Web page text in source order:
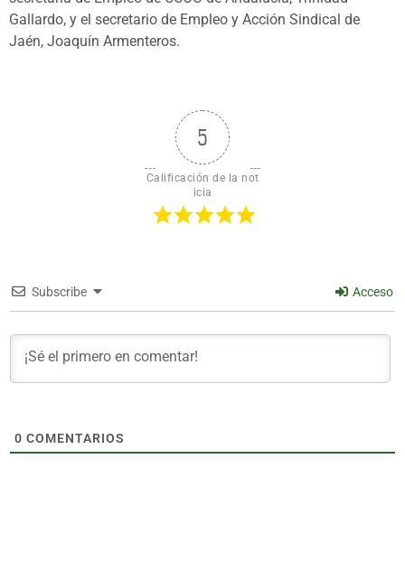
Gallardo, y el secretario de Empleo y Acción Sindical de
Jaén, Joaquín Armenteros.
5
Calificación de la not
icia
Subscribe Acceso
0 COMENTARIOS